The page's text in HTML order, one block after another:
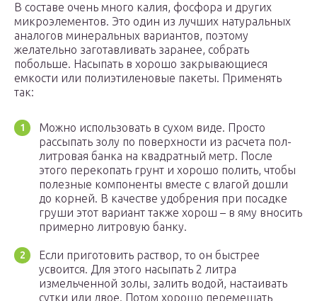
В составе очень много калия, фосфора и других
микроэлементов. Это один из лучших натуральных
аналогов минеральных вариантов, поэтому
желательно заготавливать заранее, собрать
побольше. Насыпать в хорошо закрывающиеся
емкости или полиэтиленовые пакеты. Применять
так:
Можно использовать в сухом виде. Просто
рассыпать золу по поверхности из расчета пол-
литровая банка на квадратный метр. После
этого перекопать грунт и хорошо полить, чтобы
полезные компоненты вместе с влагой дошли
до корней. В качестве удобрения при посадке
груши этот вариант также хорош – в яму вносить
примерно литровую банку.
Если приготовить раствор, то он быстрее
усвоится. Для этого насыпать 2 литра
измельченной золы, залить водой, настаивать
сутки или двое. Потом хорошо перемешать